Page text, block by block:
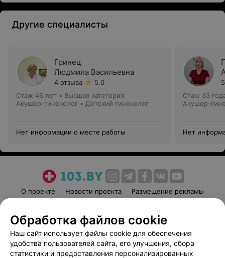
Другие специалисты
Гринец
Людмила Васильевна
4 отзыва
5.0
Стаж 46 лет • Высшая категория
Акушер-гинеколог • Детский гинеколог
Нет информации о месте работы
Стаж 33
Акушер-
Нет
О проекте Новости проекта
Размещение рекламы
Пользовательское соглашение
Способы оплаты
Вакансии
Партнеры
Написать руководителю 103.by
Обработка файлов cookie
Наш сайт использует файлы cookie для обеспечения
удобства пользователей сайта, его улучшения, сбора
статистики и предоставления персонализированных